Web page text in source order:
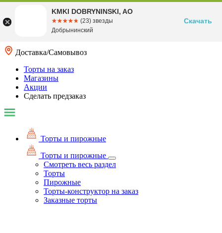
Доставка/Самовывоз
Торты на заказ
Магазины
Акции
Сделать предзаказ
Торты и пирожные
Торты и пирожные
Смотреть весь раздел
Торты
Пирожные
Торты-конструктор на заказ
Заказные торты
KMKI DOBRYNINSKI, AO
☆☆☆☆☆
★★★★★ (23) звезды
Добрынинский
Скачать